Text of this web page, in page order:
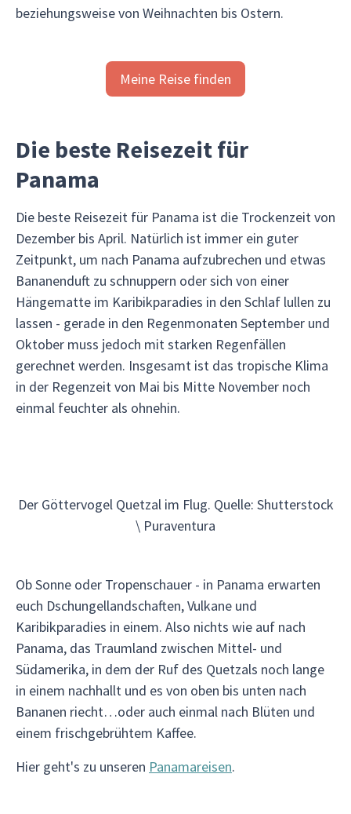
beziehungsweise von Weihnachten bis Ostern.
Meine Reise finden
Die beste Reisezeit für
Panama
Die beste Reisezeit für Panama ist die Trockenzeit von
Dezember bis April. Natürlich ist immer ein guter
Zeitpunkt, um nach Panama aufzubrechen und etwas
Bananenduft zu schnuppern oder sich von einer
Hängematte im Karibikparadies in den Schlaf lullen zu
lassen - gerade in den Regenmonaten September und
Oktober muss jedoch mit starken Regenfällen
gerechnet werden. Insgesamt ist das tropische Klima
in der Regenzeit von Mai bis Mitte November noch
einmal feuchter als ohnehin.
Der Göttervogel Quetzal im Flug. Quelle: Shutterstock
\ Puraventura
Ob Sonne oder Tropenschauer - in Panama erwarten
euch Dschungellandschaften, Vulkane und
Karibikparadies in einem. Also nichts wie auf nach
Panama, das Traumland zwischen Mittel- und
Südamerika, in dem der Ruf des Quetzals noch lange
in einem nachhallt und es von oben bis unten nach
Bananen riecht…oder auch einmal nach Blüten und
einem frischgebrühtem Kaffee.
Hier geht's zu unseren Panamareisen.